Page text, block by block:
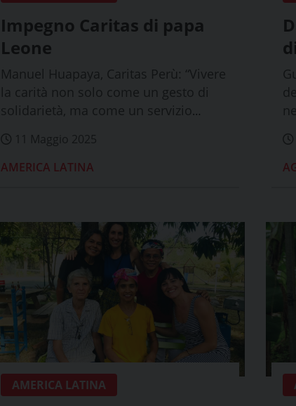
Impegno Caritas di papa
Leone
Manuel Huapaya, Caritas Perù: “Vivere
la carità non solo come un gesto di
solidarietà, ma come un servizio
11 Maggio 2025
AMERICA LATINA
AMERICA LATINA